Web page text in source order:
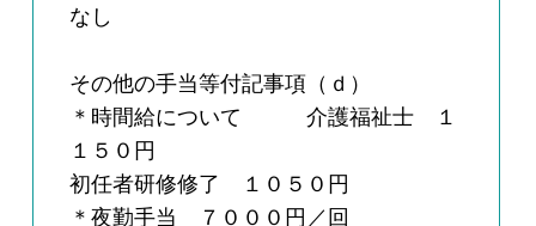
なし
その他の手当等付記事項（ｄ）
＊時間給について 介護福祉士 １
１５０円
初任者研修修了 １０５０円
＊夜勤手当 ７０００円／回